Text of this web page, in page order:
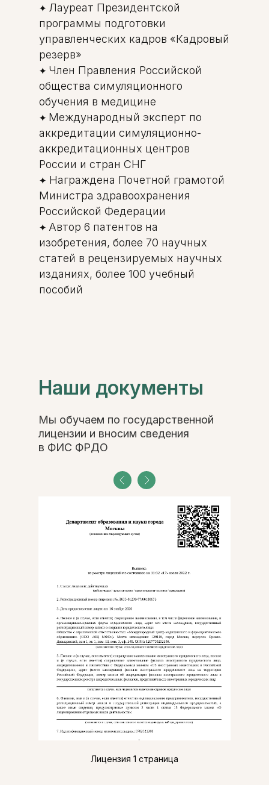
✦ Лауреат Президентской
программы подготовки
управленческих кадров «Кадровый
резерв»
✦ Член Правления Российской
общества симуляционного
обучения в медицине
✦ Международный эксперт по
аккредитации симуляционно-
аккредитационных центров
России и стран СНГ
✦ Награждена Почетной грамотой
Министра здравоохранения
Российской Федерации
✦ Автор 6 патентов на
изобретения, более 70 научных
статей в рецензируемых научных
изданиях, более 100 учебный
пособий
Наши документы
Мы обучаем по государственной
лицензии и вносим сведения
в ФИС ФРДО
Лицензия 1 страница